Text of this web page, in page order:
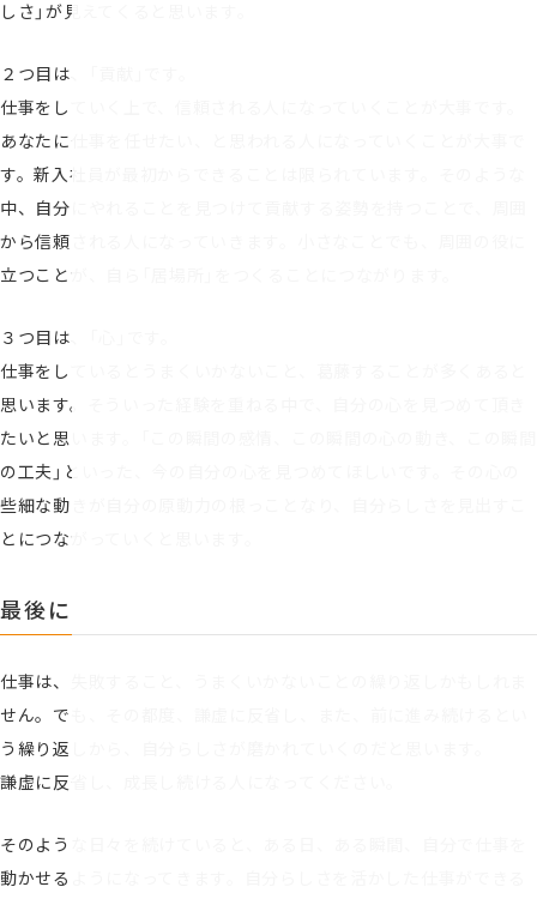
しさ」が見えてくると思います。
２つ目は、「貢献」です。
仕事をしていく上で、信頼される人になっていくことが大事です。
あなたに仕事を任せたい、と思われる人になっていくことが大事で
す。新入社員が最初からできることは限られています。そのような
中、自分にやれることを見つけて貢献する姿勢を持つことで、周囲
から信頼される人になっていきます。小さなことでも、周囲の役に
立つことが、自ら「居場所」をつくることにつながります。
３つ目は、「心」です。
仕事をしているとうまくいかないこと、葛藤することが多くあると
思います。そういった経験を重ねる中で、自分の心を見つめて頂き
たいと思います。「この瞬間の感情、この瞬間の心の動き、この瞬間
の工夫」といった、今の自分の心を見つめてほしいです。その心の
些細な動きが自分の原動力の根っことなり、自分らしさを見出すこ
とにつながっていくと思います。
最後に
仕事は、失敗すること、うまくいかないことの繰り返しかもしれま
せん。でも、その都度、謙虚に反省し、また、前に進み続けるとい
う繰り返しから、自分らしさが磨かれていくのだと思います。
謙虚に反省し、成長し続ける人になってください。
そのような日々を続けていると、ある日、ある瞬間、自分で仕事を
動かせるようになってきます。自分らしさを活かした仕事ができる